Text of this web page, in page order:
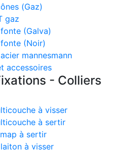
(Gaz)
gaz
(Galva)
(Noir)
mannesmann
accessoires
- Colliers
à visser
à sertir
à sertir
à visser